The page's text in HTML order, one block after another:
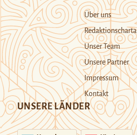
Über uns
Redaktionscharta
Unser Team
Unsere Partner
Impressum
Kontakt
UNSERE LÄNDER